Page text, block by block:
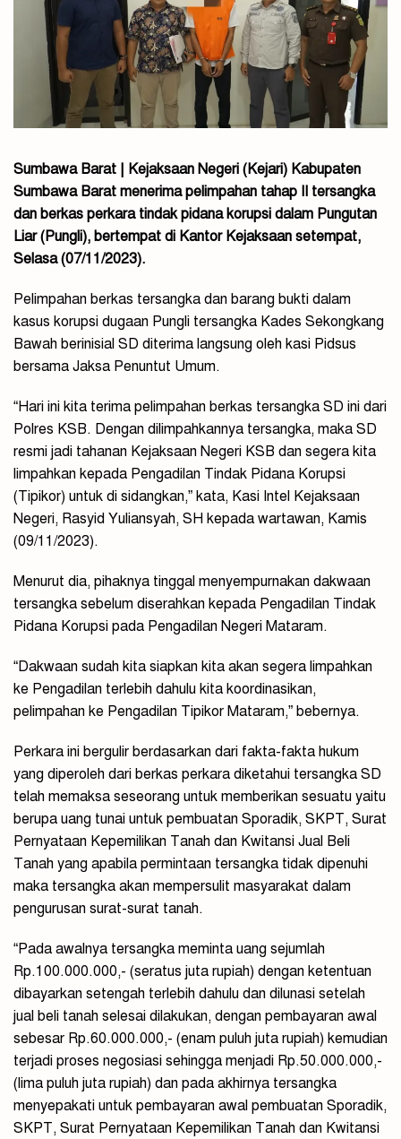
Sumbawa Barat | Kejaksaan Negeri (Kejari) Kabupaten
Sumbawa Barat menerima pelimpahan tahap II tersangka
dan berkas perkara tindak pidana korupsi dalam Pungutan
Liar (Pungli), bertempat di Kantor Kejaksaan setempat,
Selasa (07/11/2023).
Pelimpahan berkas tersangka dan barang bukti dalam
kasus korupsi dugaan Pungli tersangka Kades Sekongkang
Bawah berinisial SD diterima langsung oleh kasi Pidsus
bersama Jaksa Penuntut Umum.
“Hari ini kita terima pelimpahan berkas tersangka SD ini dari
Polres KSB. Dengan dilimpahkannya tersangka, maka SD
resmi jadi tahanan Kejaksaan Negeri KSB dan segera kita
limpahkan kepada Pengadilan Tindak Pidana Korupsi
(Tipikor) untuk di sidangkan,” kata, Kasi Intel Kejaksaan
Negeri, Rasyid Yuliansyah, SH kepada wartawan, Kamis
(09/11/2023).
Menurut dia, pihaknya tinggal menyempurnakan dakwaan
tersangka sebelum diserahkan kepada Pengadilan Tindak
Pidana Korupsi pada Pengadilan Negeri Mataram.
“Dakwaan sudah kita siapkan kita akan segera limpahkan
ke Pengadilan terlebih dahulu kita koordinasikan,
pelimpahan ke Pengadilan Tipikor Mataram,” bebernya.
Perkara ini bergulir berdasarkan dari fakta-fakta hukum
yang diperoleh dari berkas perkara diketahui tersangka SD
telah memaksa seseorang untuk memberikan sesuatu yaitu
berupa uang tunai untuk pembuatan Sporadik, SKPT, Surat
Pernyataan Kepemilikan Tanah dan Kwitansi Jual Beli
Tanah yang apabila permintaan tersangka tidak dipenuhi
maka tersangka akan mempersulit masyarakat dalam
pengurusan surat-surat tanah.
“Pada awalnya tersangka meminta uang sejumlah
Rp.100.000.000,- (seratus juta rupiah) dengan ketentuan
dibayarkan setengah terlebih dahulu dan dilunasi setelah
jual beli tanah selesai dilakukan, dengan pembayaran awal
sebesar Rp.60.000.000,- (enam puluh juta rupiah) kemudian
terjadi proses negosiasi sehingga menjadi Rp.50.000.000,-
(lima puluh juta rupiah) dan pada akhirnya tersangka
menyepakati untuk pembayaran awal pembuatan Sporadik,
SKPT, Surat Pernyataan Kepemilikan Tanah dan Kwitansi